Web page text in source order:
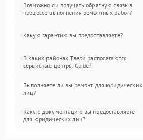
Возможно ли получать обратную связь в
процессе выполнения ремонтных работ?
Какую гарантию вы предоставляете?
В каких районах Твери располагаются
сервисные центры Guide?
Выполняете ли вы ремонт для юридических
лиц?
Какую документацию вы предоставляете
для юридических лиц?